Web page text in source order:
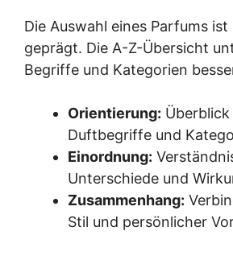
Die Auswahl eines Parfums ist
geprägt. Die A-Z-Übersicht
Begriffe und Kategorien
Orientierung:
Duftbegriffe und
Einordnung:
Unterschiede und
Zusammenhang:
Stil und persönlicher